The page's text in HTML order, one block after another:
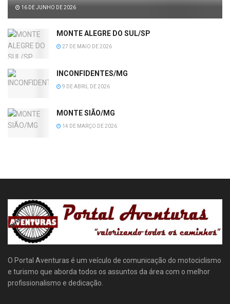
16 DE JUNHO DE 2026
MONTE ALEGRE DO SUL/SP
27 DE MAIO DE 2026
INCONFIDENTES/MG
9 DE ABRIL DE 2026
MONTE SIÃO/MG
14 DE MARÇO DE 2026
O Portal Aventuras é um veículo de comunicação do motociclismo
e turismo que aborda todos os assuntos da área com o melhor
profissionalismo e dedicação.